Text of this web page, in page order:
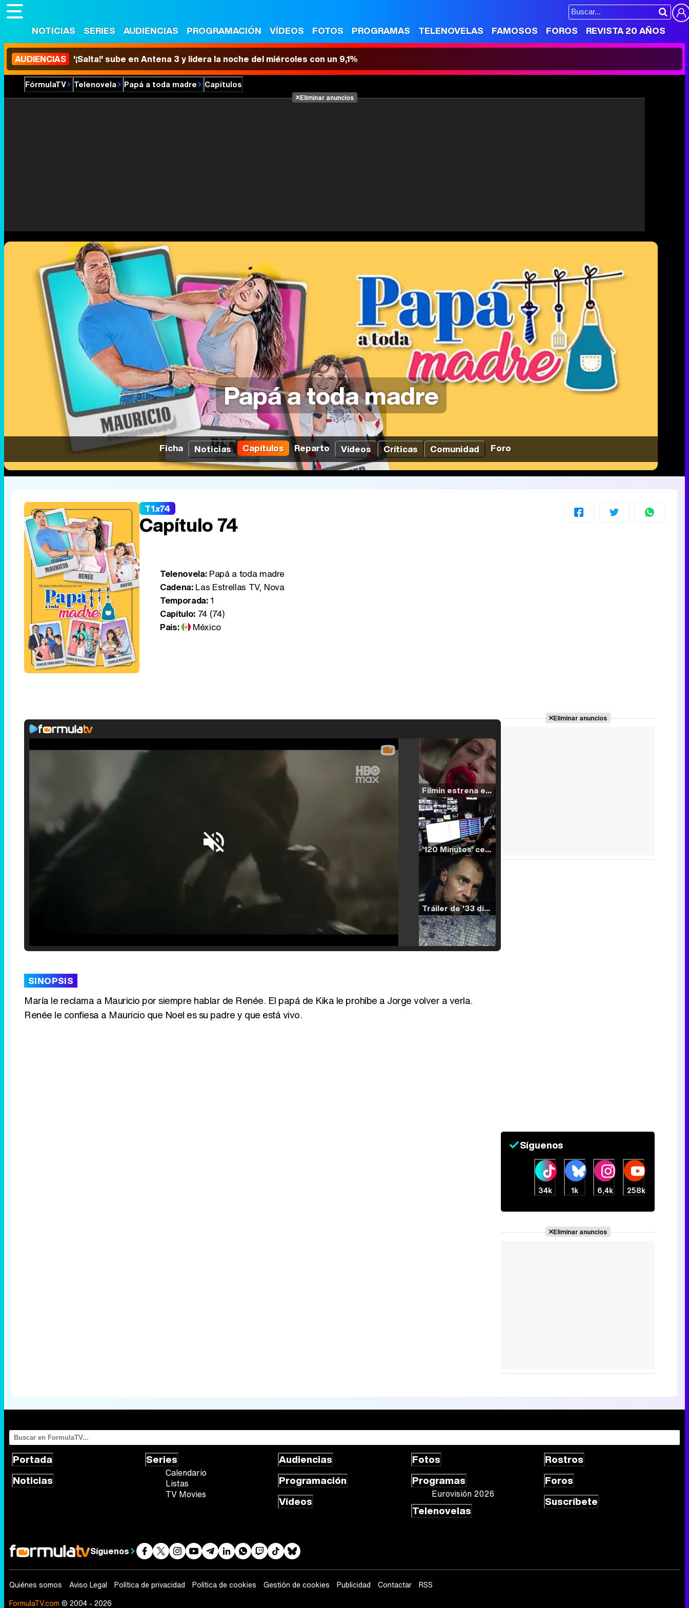
NOTICIAS SERIES AUDIENCIAS PROGRAMACIÓN VÍDEOS FOTOS PROGRAMAS TELENOVELAS FAMOSOS FOROS REVISTA 20 AÑOS
AUDIENCIAS '¡Salta!' sube en Antena 3 y lidera la noche del miércoles con un 9,1%
FórmulaTV Telenovela Papá a toda madre Capítulos
Eliminar anuncios
Papá a toda madre
Ficha Noticias Capítulos Reparto Vídeos Críticas Comunidad Foro
T1x74
Capítulo 74
Telenovela:Papá a toda madre
Cadena:Las Estrellas TV, Nova
Temporada:1
Capítulo:74 (74)
País:
México
Filmin estrena el tráiler de 'Millennial Mal', su nueva comedia universitaria de la mano de Lorena Iglesias
'120 Minutos' celebra sus 2.000 programas en Telemadrid con un vídeo del día a día en la redacción
Tráiler de '33 días', la nueva serie de Atresplayer con Julián Villagrán y José Manuel Poga
SINOPSIS
María le reclama a Mauricio por siempre hablar de Renée. El papá de Kika le prohíbe a Jorge volver a verla.
Renée le confiesa a Mauricio que Noel es su padre y que está vivo.
Eliminar anuncios
Síguenos
34k 1k 6,4k 258k
Eliminar anuncios
Portada
Noticias
Series
Calendario
Listas
TV Movies
Audiencias
Programación
Vídeos
Fotos
Programas
Eurovisión 2026
Telenovelas
Rostros
Foros
Suscríbete
Síguenos
Quiénes somos Aviso Legal Política de privacidad Política de cookies Gestión de cookies Publicidad Contactar
RSS
FormulaTV.com © 2004 - 2026